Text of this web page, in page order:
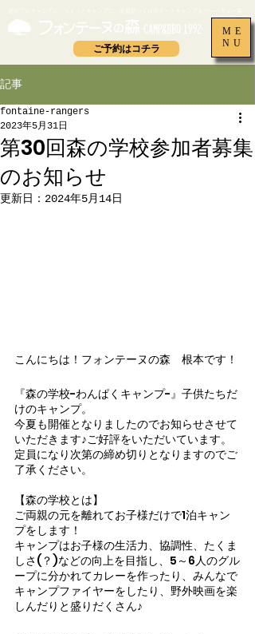
ご予約はコチラ
ME
NU
記事
第30回森の学校参加者募集
のお知らせ
fontaine-rangers
2023年5月31日
更新日： 2024年5月14日
こんにちは！フォンテーヌの森　根本です！
『森の学校-わんぱくキャンプ-』子供たちだ
けのキャンプ。
今夏も開催となりましたのでお知らせさせて
いただきます♪ご好評をいただいています。
定員になり次第の締め切りとなりますのでご
了承ください。
【森の学校とは】
ご両親の元を離れてお子様だけで1泊キャン
プをします！
キャンプはお子様の生活力、協調性、たくま
しさ(？)などの向上を目指し、5～6人のグル
ープに分かれてカレーを作ったり、みんなで
キャンプファイヤーをしたり、野外映画を楽
しんだりと盛りだくさん♪